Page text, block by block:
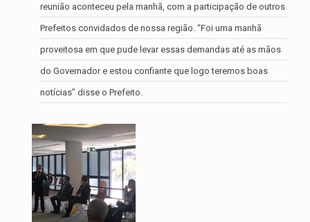
reunião aconteceu pela manhã, com a participação de outros
Prefeitos convidados de nossa região. “Foi uma manhã
proveitosa em que pude levar essas demandas até as mãos
do Governador e estou confiante que logo teremos boas
notícias” disse o Prefeito.